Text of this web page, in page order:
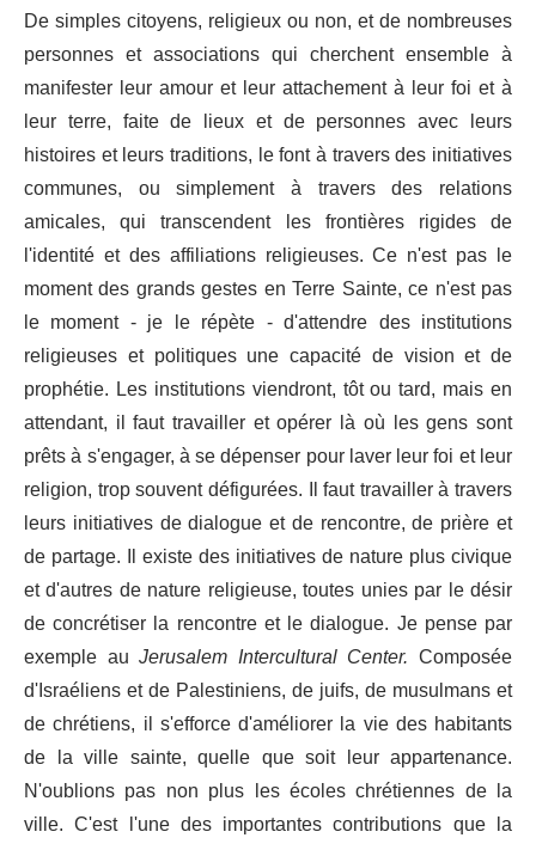
De simples citoyens, religieux ou non, et de nombreuses
personnes et associations qui cherchent ensemble à
manifester leur amour et leur attachement à leur foi et à
leur terre, faite de lieux et de personnes avec leurs
histoires et leurs traditions, le font à travers des initiatives
communes, ou simplement à travers des relations
amicales, qui transcendent les frontières rigides de
l'identité et des affiliations religieuses. Ce n'est pas le
moment des grands gestes en Terre Sainte, ce n'est pas
le moment - je le répète - d'attendre des institutions
religieuses et politiques une capacité de vision et de
prophétie. Les institutions viendront, tôt ou tard, mais en
attendant, il faut travailler et opérer là où les gens sont
prêts à s'engager, à se dépenser pour laver leur foi et leur
religion, trop souvent défigurées. Il faut travailler à travers
leurs initiatives de dialogue et de rencontre, de prière et
de partage. Il existe des initiatives de nature plus civique
et d'autres de nature religieuse, toutes unies par le désir
de concrétiser la rencontre et le dialogue. Je pense par
exemple auJerusalem Intercultural Center. Composée
d'Israéliens et de Palestiniens, de juifs, de musulmans et
de chrétiens, il s'efforce d'améliorer la vie des habitants
de la ville sainte, quelle que soit leur appartenance.
N'oublions pas non plus les écoles chrétiennes de la
ville. C'est l'une des importantes contributions que la